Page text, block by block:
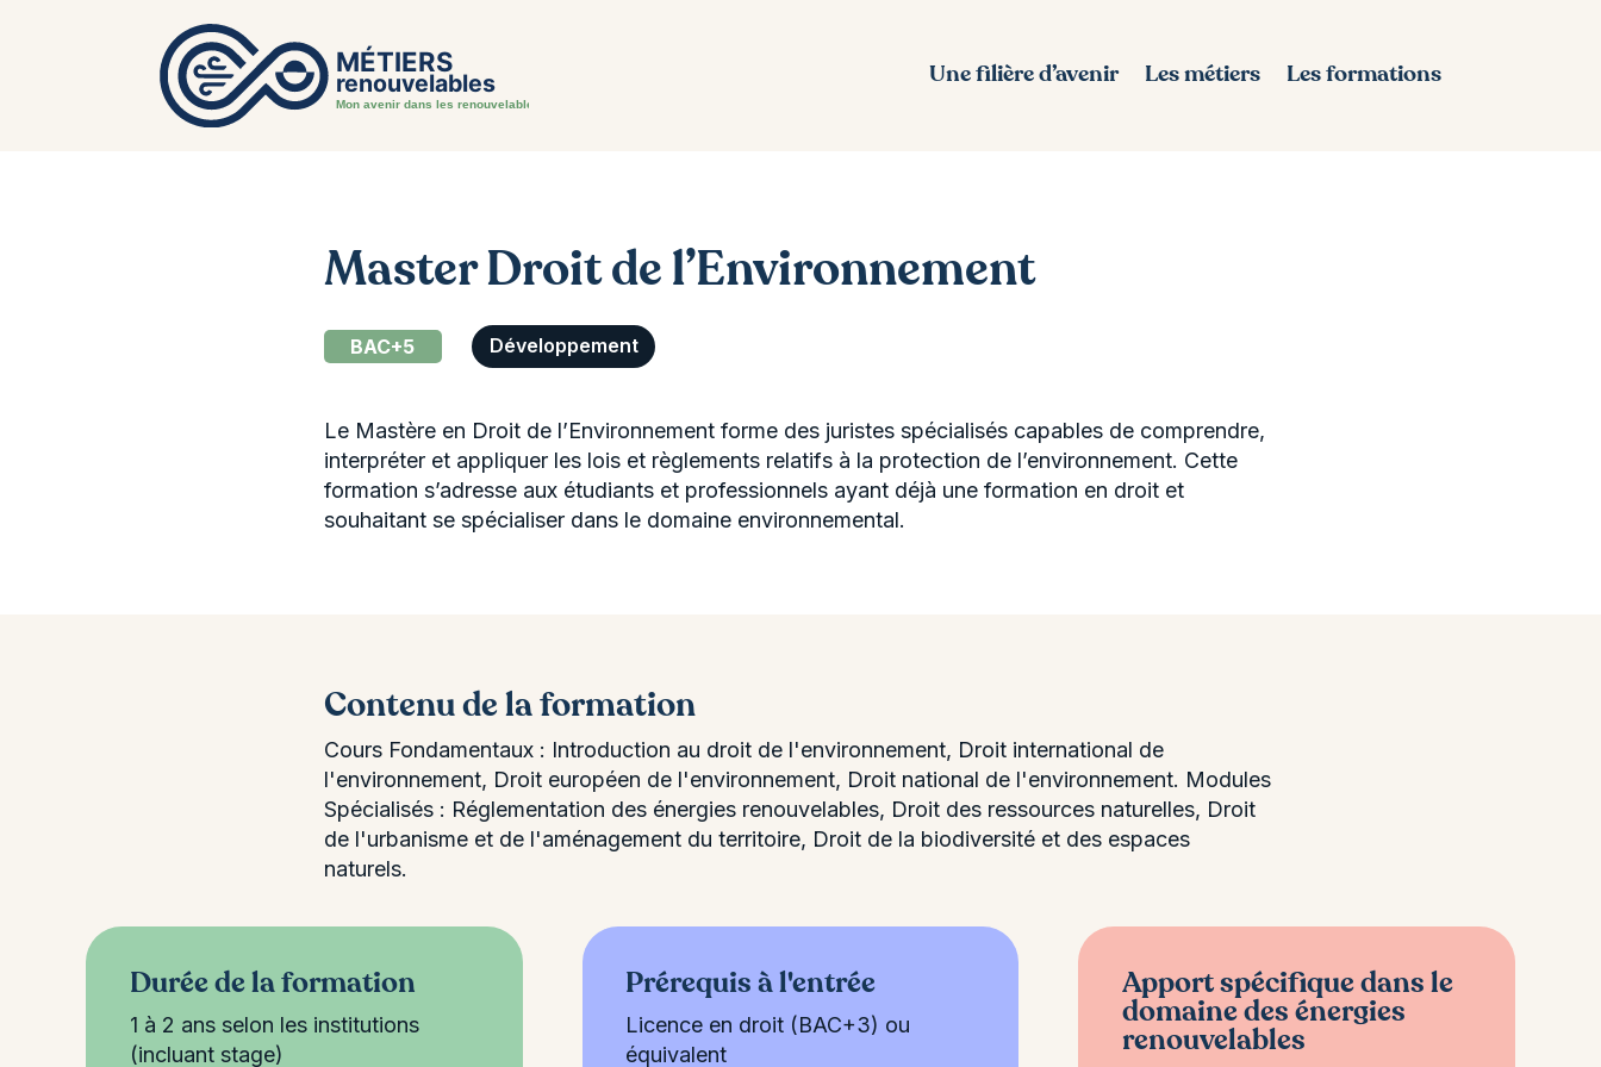
Une filière d’avenir Les métiers Les formations
Master Droit de l’Environnement
BAC+5 Développement
Le Mastère en Droit de l’Environnement forme des juristes spécialisés capables de comprendre,
interpréter et appliquer les lois et règlements relatifs à la protection de l’environnement. Cette
formation s’adresse aux étudiants et professionnels ayant déjà une formation en droit et
souhaitant se spécialiser dans le domaine environnemental.
Contenu de la formation
Cours Fondamentaux : Introduction au droit de l'environnement, Droit international de
l'environnement, Droit européen de l'environnement, Droit national de l'environnement. Modules
Spécialisés : Réglementation des énergies renouvelables, Droit des ressources naturelles, Droit
de l'urbanisme et de l'aménagement du territoire, Droit de la biodiversité et des espaces
naturels.
Durée de la formation
1 à 2 ans selon les institutions
(incluant stage)
Prérequis à l'entrée
Licence en droit (BAC+3) ou
équivalent
Apport spécifique dans le
domaine des énergies
renouvelables